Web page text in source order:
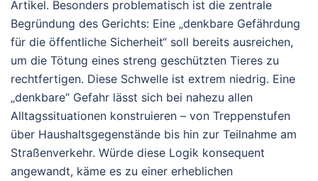
Artikel. Besonders problematisch ist die zentrale
Begründung des Gerichts: Eine „denkbare Gefährdung
für die öffentliche Sicherheit“ soll bereits ausreichen,
um die Tötung eines streng geschützten Tieres zu
rechtfertigen. Diese Schwelle ist extrem niedrig. Eine
„denkbare“ Gefahr lässt sich bei nahezu allen
Alltagssituationen konstruieren – von Treppenstufen
über Haushaltsgegenstände bis hin zur Teilnahme am
Straßenverkehr. Würde diese Logik konsequent
angewandt, käme es zu einer erheblichen